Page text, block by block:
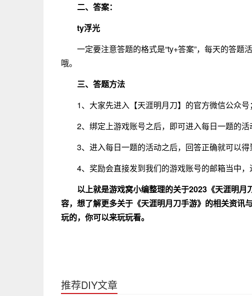
二、答案：
ty浮光
一定要注意答题的格式是“ty+答案”，每天的答
哦。
三、答题方法
1、大家先进入【天涯明月刀】的官方微信公众号；
2、绑定上游戏账号之后，即可进入每日一题的活
3、进入每日一题的活动之后，回答正确就可以得
4、奖励会直接发到我们的游戏账号的邮箱当中，
以上就是游戏窝小编整理的关于2023《天涯明
容，想了解更多关于《天涯明月刀手游》的相关资讯
玩的，你可以来玩玩看。
推荐DIY文章